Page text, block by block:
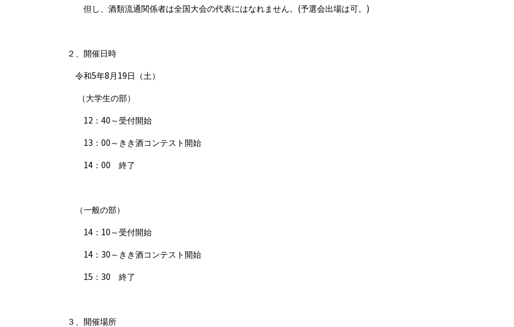
但し、酒類流通関係者は全国大会の代表にはなれません。 (予選会出場は可。 )
２、開催日時
令和5年8 月 19 日（土）
（大学生の部）
12 ： 40 ～受付開始
13 ： 00 ～きき酒コンテスト開始
14 ： 00 終了
（一般の部）
14 ： 10 ～受付開始
14 ： 30 ～きき酒コンテスト開始
15 ： 30 終了
３、開催場所